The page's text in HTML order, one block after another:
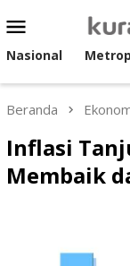
ke
konten
Menu
Mobile
Nasional
Beranda
Inflasi
Membaik